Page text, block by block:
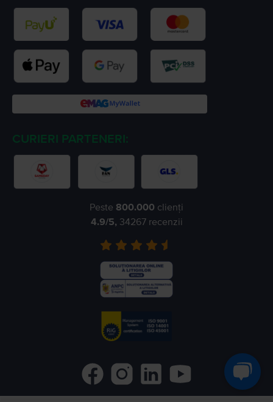
CURIERI PARTENERI:
Peste 800.000 clienți
4.9/5, 34267 recenzii